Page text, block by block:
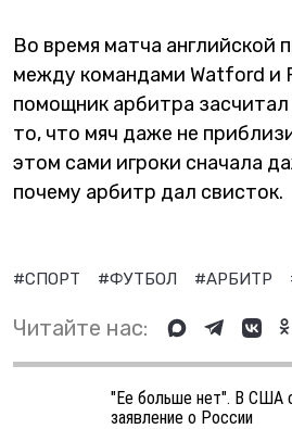
Во время матча английской
между командами Watford и
помощник арбитра засчитал
то, что мяч даже не
этом сами игроки сначала
почему арбитр дал свисток.
#СПОРТ #ФУТБОЛ #АРБИТР
Читайте нас:
"Ее больше нет". В США
заявление о России